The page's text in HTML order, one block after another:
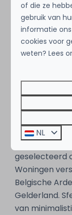
Jouw
luxe
Onze
geselecteerd
Woningen
Belgische
Gelderland.
van
of die ze
gebruik van
informatie
cookies voor
weten? Lees
NL